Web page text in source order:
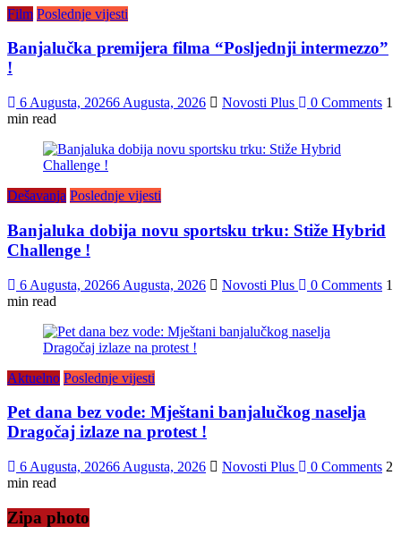
Film Poslednje vijesti
Banjalučka premijera filma “Posljednji intermezzo”
!
6 Augusta, 20266 Augusta, 2026 Novosti Plus 0 Comments 1
min read
Dešavanja Poslednje vijesti
Banjaluka dobija novu sportsku trku: Stiže Hybrid
Challenge !
6 Augusta, 20266 Augusta, 2026 Novosti Plus 0 Comments 1
min read
Aktuelno Poslednje vijesti
Pet dana bez vode: Mještani banjalučkog naselja
Dragočaj izlaze na protest !
6 Augusta, 20266 Augusta, 2026 Novosti Plus 0 Comments 2
min read
Zipa photo